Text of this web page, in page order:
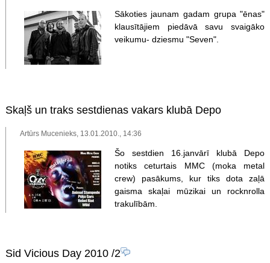
Sākoties jaunam gadam grupa "ēnas"
klausītājiem piedāvā savu svaigāko
veikumu- dziesmu "Seven".
Skaļš un traks sestdienas vakars klubā Depo
Artūrs Mucenieks, 13.01.2010., 14:36
Šo sestdien 16.janvārī klubā Depo
notiks ceturtais MMC (moka metal
crew) pasākums, kur tiks dota zaļā
gaisma skaļai mūzikai un rocknrolla
trakulībām.
Sid Vicious Day 2010/2